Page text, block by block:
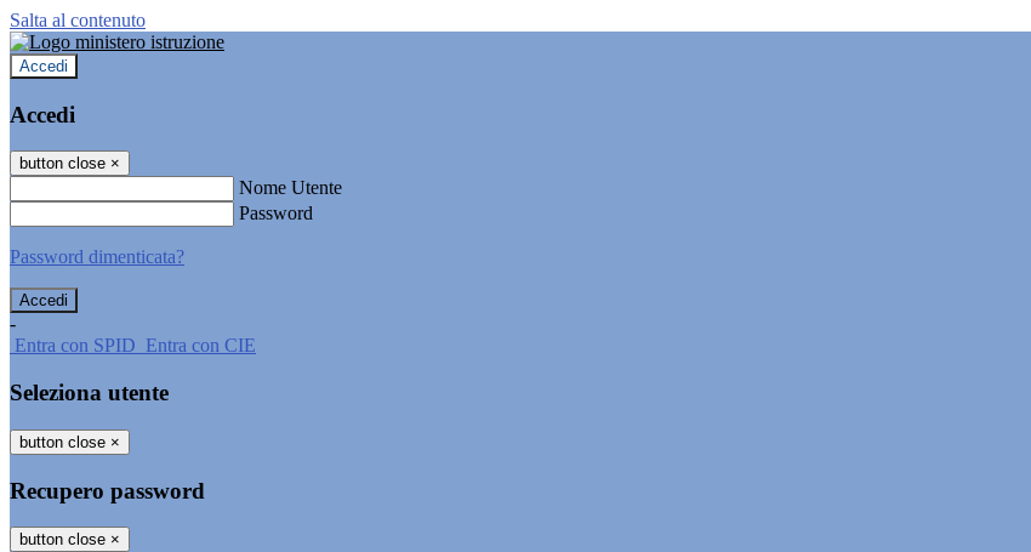
Salta al contenuto
Accedi
Accedi
button close ×
Nome Utente
Password
Password dimenticata?
-
Entra con SPID Entra con CIE
Seleziona utente
button close ×
Recupero password
button close ×